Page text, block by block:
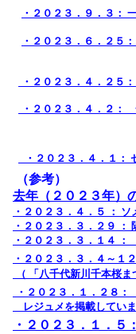
・２０２３．９．３：
・２０２３．６．２５
・２０２３．４．２５
・２０２３．４．２：
・２０２３．４．１：
（参考）
去年（２０２３年）
・２０２３．４．５ ：
・２０２３．３．２９ ：
・２０２３．３．１４
・２０２３．３．４～１
（ 「八千代新川千本桜
・２０２３．１．２８
レジュメを掲載してい
・２０２３．１．